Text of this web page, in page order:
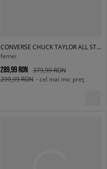
CONVERSE CHUCK TAYLOR ALL STAR OX
femei
289,99 RON
379,99 RON
299,99 RON - cel mai mic preț